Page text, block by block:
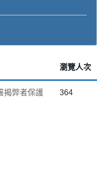
瀏覽人次
揭弊者保護
364